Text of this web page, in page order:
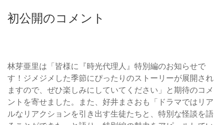
初公開のコメント
林芽亜里は「皆様に『時光代理人』特別編のお知らせで
す！ジメジメした季節にぴったりのストーリーが展開され
ますので、ぜひ楽しみにしていてください」と期待のコメ
ントを寄せました。また、好井まさおも「ドラマではリア
ルなリアクションを引き出す生徒たちと、特別な怪談を語